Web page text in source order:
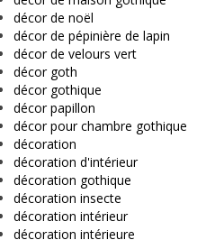
décor de noël
décor de pépinière de lapin
décor de velours vert
décor goth
décor gothique
décor papillon
décor pour chambre gothique
décoration
décoration d'intérieur
décoration gothique
décoration insecte
décoration intérieur
décoration intérieure